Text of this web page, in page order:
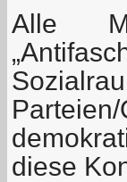
Alle
diese